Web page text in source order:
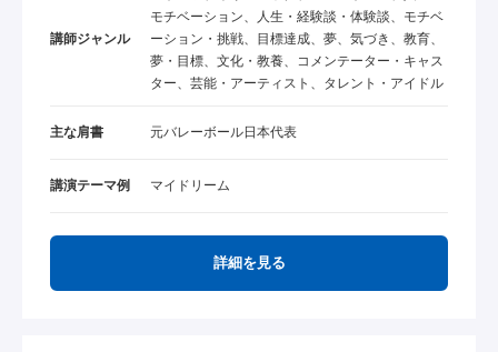
講師ジャンル
モチベーション、人生・経験談・体験談、モチベ
ーション・挑戦、目標達成、夢、気づき、教育、
夢・目標、文化・教養、コメンテーター・キャス
ター、芸能・アーティスト、タレント・アイドル
主な肩書 元バレーボール日本代表
講演テーマ例 マイドリーム
詳細を見る